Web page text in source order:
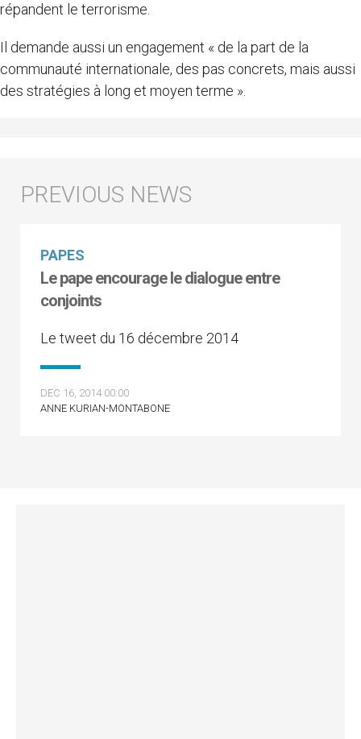
répandent le terrorisme.
Il demande aussi un engagement « de la part de la
communauté internationale, des pas concrets, mais aussi
des stratégies à long et moyen terme ».
PAPES
Le pape encourage le dialogue entre
conjoints
Le tweet du 16 décembre 2014
DEC 16, 2014 00:00
ANNE KURIAN-MONTABONE